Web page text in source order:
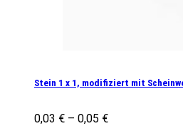
Stein 1 x 1, modifiziert mit
0,03 € – 0,05 €